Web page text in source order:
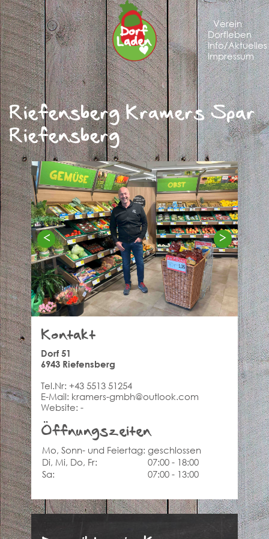
Verein
Dorfleben
Info/Aktuelles
Impressum
Riefensberg Kramers Spar
Riefensberg
< >
Kontakt
Dorf 51
6943 Riefensberg
Tel.Nr: +43 5513 51254
E-Mail: kramers-gmbh@outlook.com
Website: -
Öffnungszeiten
Mo, Sonn- und Feiertag: geschlossen
Di, Mi, Do, Fr:
07:00 - 18:00
Sa:
07:00 - 13:00